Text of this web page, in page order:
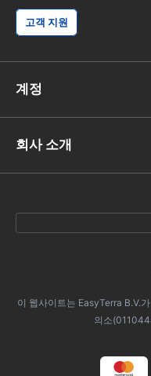
고객 지원
계정
회사 소개
이 웹사이트는 EasyTerra B.V.
의소